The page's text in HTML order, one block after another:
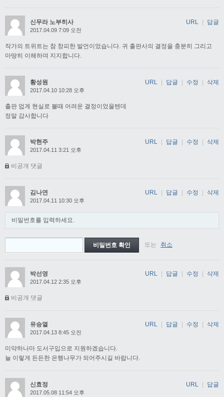
신무라 노부히사
2017.04.09 7:09 오전
작가의 트위트는 참 창피한 발언이었습니다. 귀 출판사의 결정을 충분히 그리고
마땅히 이해하며 지지합니다.
URL | 답글
황성원
2017.04.10 10:28 오후
출판 업계 현실로 볼때 어려운 결정이었을텐데
정말 감사합니다
URL | 답글 | 수정 | 삭제
박현주
2017.04.11 3:21 오후
비공개 댓글
URL 답글 수정 삭제
김나연
2017.04.11 10:30 오후
비밀번호를 입력하세요.
또는 취소
URL 답글 수정 삭제
박선영
2017.04.12 2:35 오후
비공개 댓글
URL 답글 수정 삭제
유승열
2017.04.13 8:45 오전
미약하나마 도서구입으로 지원하겠습니다.
늘 이렇게 든든한 은행나무가 되어주시길 바랍니다.
URL 답글 수정 삭제
신효정
2017.05.08 11:54 오후
URL 답글